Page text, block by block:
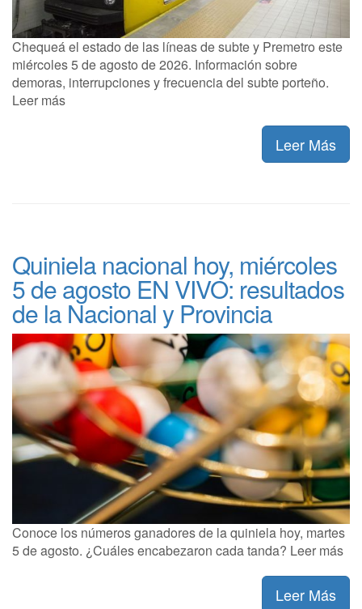
Chequeá el estado de las líneas de subte y Premetro este
miércoles 5 de agosto de 2026. Información sobre
demoras, interrupciones y frecuencia del subte porteño.
Leer más
Leer Más
Quiniela nacional hoy, miércoles
5 de agosto EN VIVO: resultados
de la Nacional y Provincia
Conoce los números ganadores de la quiniela hoy, martes
5 de agosto. ¿Cuáles encabezaron cada tanda? Leer más
Leer Más